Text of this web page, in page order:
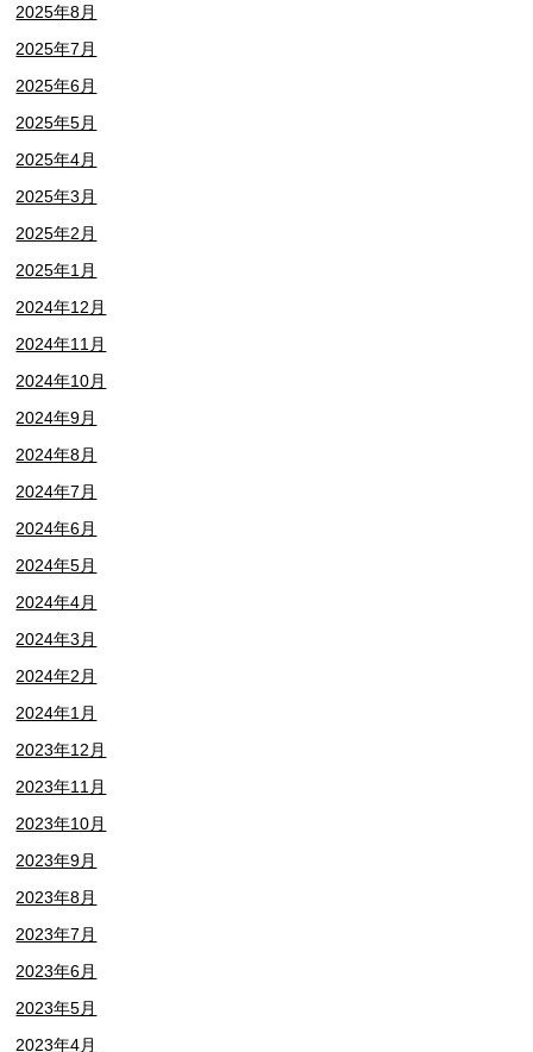
2025年8月
2025年7月
2025年6月
2025年5月
2025年4月
2025年3月
2025年2月
2025年1月
2024年12月
2024年11月
2024年10月
2024年9月
2024年8月
2024年7月
2024年6月
2024年5月
2024年4月
2024年3月
2024年2月
2024年1月
2023年12月
2023年11月
2023年10月
2023年9月
2023年8月
2023年7月
2023年6月
2023年5月
2023年4月